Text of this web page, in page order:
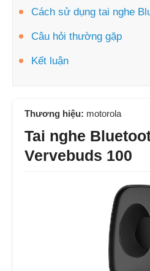
Cách sử dụng tai nghe
Câu hỏi thường gặp
Kết luận
Thương hiệu: motorola
Tai nghe
Vervebuds 100